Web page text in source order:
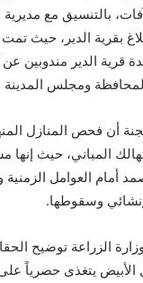
بالتنسيق مع مديرية
بقرية الدير، حيث
قرية الدير مندوبين
ومجلس
أن فحص المنازل
تهالك المباني، حيث
أمام العوامل الزمنية
وسقوطها.
الزراعة توضيح
الأبيض يتغذى حصرياً